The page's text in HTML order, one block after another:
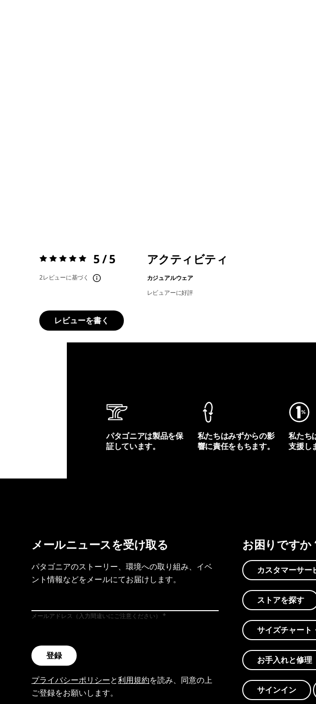
評価:5 / 5 5 / 5
2レビューに基づく
アクティビティ
カジュアルウェア
レビュアーに好評
レビューを書く
パタゴニアは製品を保
証しています。
私たちはみずからの影
響に責任をもちます。
私たち
支援し
メールニュースを受け取る
パタゴニアのストーリー、環境への取り組み、イベ
ント情報などをメールにてお届けします。
メールアドレス（入力間違いにご注意ください）
登録
プライバシーポリシーと利用規約を読み、同意の上
ご登録をお願いします。
お困りですか
カスタマーサー
ストアを探す
サイズチャート
お手入れと修理
サインイン